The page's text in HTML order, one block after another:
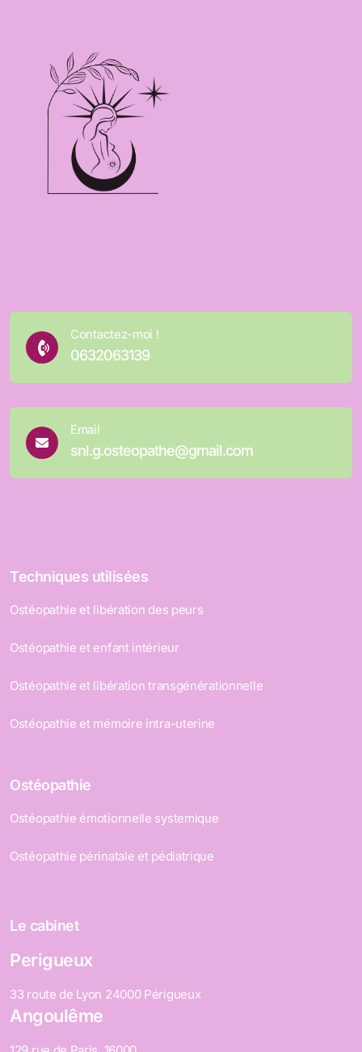
Contactez-moi !
0632063139
Email
snl.g.osteopathe@gmail.com
Techniques utilisées
Ostéopathie et libération des peurs
Ostéopathie et enfant intérieur
Ostéopathie et libération transgénérationnelle
Ostéopathie et mémoire intra-uterine
Ostéopathie
Ostéopathie émotionnelle systemique
Ostéopathie périnatale et pédiatrique
Le cabinet
Perigueux
33 route de Lyon 24000 Périgueux
Angoulême